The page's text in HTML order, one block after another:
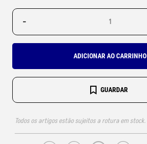
-
ADICIONAR AO CARRINHO
GUARDAR
Todos os artigos estão sujeitos a rotura em stock.